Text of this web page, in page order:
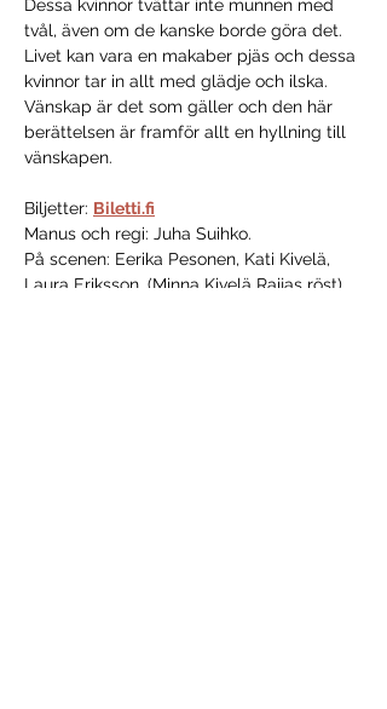
Dessa kvinnor tvättar inte munnen med
tvål, även om de kanske borde göra det.
Livet kan vara en makaber pjäs och dessa
kvinnor tar in allt med glädje och ilska.
Vänskap är det som gäller och den här
berättelsen är framför allt en hyllning till
vänskapen.
Biljetter: Biletti.fi
Manus och regi: Juha Suihko.
På scenen: Eerika Pesonen, Kati Kivelä,
Laura Eriksson, (Minna Kivelä Raijas röst)